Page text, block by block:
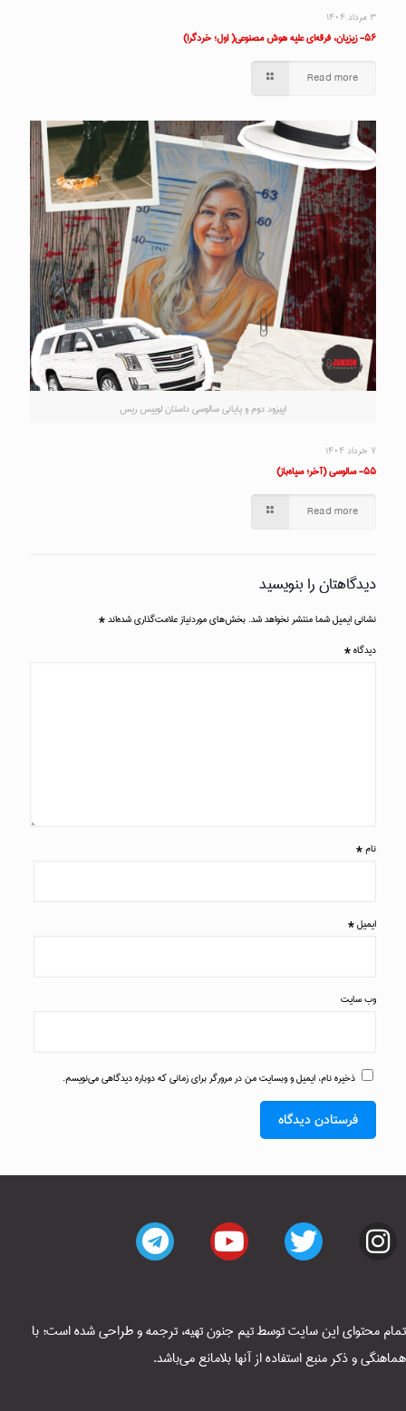
۳ مرداد ۱۴۰۴
۵۶- زیزیان، فرقه‌ای علیه هوش مصنوعی( اول؛ خردگرا)
Read more
اپیزود دوم و پایانی سالوسی داستان لوییس ریس
۷ خرداد ۱۴۰۴
۵۵- سالوسی (آخر؛ سیاه‌باز)
Read more
دیدگاهتان را بنویسید
نشانی ایمیل شما منتشر نخواهد شد. بخش‌های موردنیاز علامت‌گذاری شده‌اند*
دیدگاه*
نام*
ایمیل*
وب‌ سایت
ذخیره نام، ایمیل و وبسایت من در مرورگر برای زمانی که دوباره دیدگاهی می‌نویسم.
تمام محتوای این سایت توسط تیم جنون تهیه، ترجمه و طراحی شده است؛ با
هماهنگی و ذکر منبع استفاده از آنها بلامانع می‌باشد.